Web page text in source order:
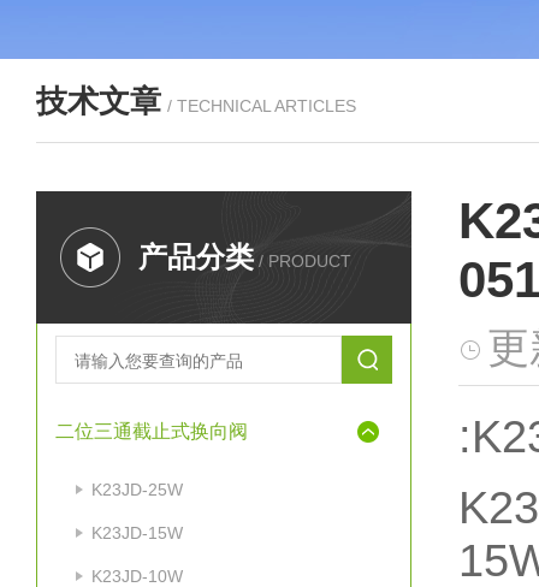
技术文章 / TECHNICAL ARTICLES
产品分类 / PRODUCT
二位三通截止式换向阀
K23JD-25W
K23JD-15W
K23JD-10W